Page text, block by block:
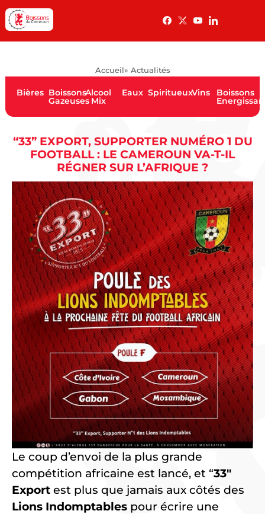
Accueil» Actualités
Bières Boissons
Gazeuses
Alcool
Mix
Eaux SpiritueuxVins Boissons
“33” EXPORT, SUPPORTER NUMÉRO 1 DU
FOOTBALL : LE CAMEROUN VA-T-IL
RÉGNER SUR L’AFRIQUE ?
Le coup d’envoi de la plus grande
compétition africaine est lancé, et “33″
Export est plus que jamais aux côtés des
Lions Indomptables pour écrire une